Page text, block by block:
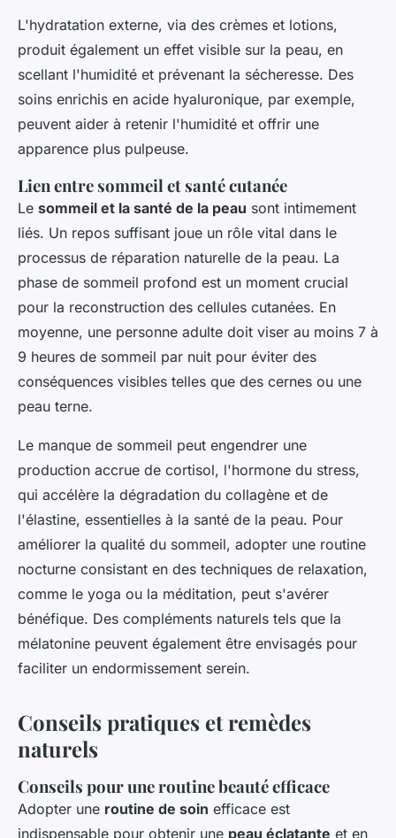
L'hydratation externe, via des crèmes et lotions,
produit également un effet visible sur la peau, en
scellant l'humidité et prévenant la sécheresse. Des
soins enrichis en acide hyaluronique, par exemple,
peuvent aider à retenir l'humidité et offrir une
apparence plus pulpeuse.
Lien entre sommeil et santé cutanée
Le sommeil et la santé de la peau sont intimement
liés. Un repos suffisant joue un rôle vital dans le
processus de réparation naturelle de la peau. La
phase de sommeil profond est un moment crucial
pour la reconstruction des cellules cutanées. En
moyenne, une personne adulte doit viser au moins 7 à
9 heures de sommeil par nuit pour éviter des
conséquences visibles telles que des cernes ou une
peau terne.
Le manque de sommeil peut engendrer une
production accrue de cortisol, l'hormone du stress,
qui accélère la dégradation du collagène et de
l'élastine, essentielles à la santé de la peau. Pour
améliorer la qualité du sommeil, adopter une routine
nocturne consistant en des techniques de relaxation,
comme le yoga ou la méditation, peut s'avérer
bénéfique. Des compléments naturels tels que la
mélatonine peuvent également être envisagés pour
faciliter un endormissement serein.
Conseils pratiques et remèdes
naturels
Conseils pour une routine beauté efficace
Adopter une routine de soin efficace est
indispensable pour obtenir une peau éclatante et en